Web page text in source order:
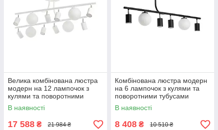
Велика комбінована люстра
модерн на 12 лампочок з
кулями та поворотними
тубусами
В наявності
17 588 ₴ 21 984 ₴
Комбінована люстра модерн
на 6 лампочок з кулями та
поворотними тубусами
В наявності
8 408 ₴ 10 510 ₴